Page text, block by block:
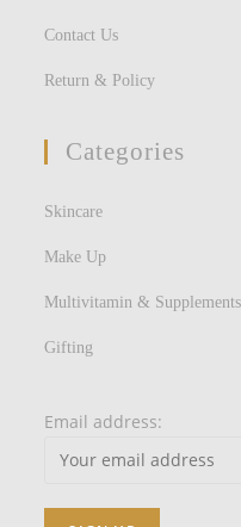
Contact Us
Return & Policy
Categories
Skincare
Make Up
Multivitamin & Supplements
Gifting
Email address: